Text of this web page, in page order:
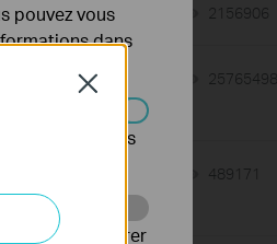
12-19-2018 2156906
08-10-2018 25765498
489171
Close
pouvez vous
dans
être désactivés
pour améliorer